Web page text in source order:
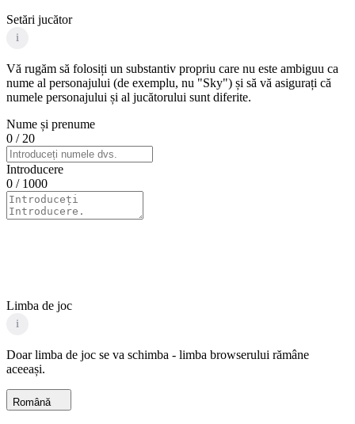
Setări jucător
i
Vă rugăm să folosiți un substantiv propriu care nu este ambiguu ca
nume al personajului (de exemplu, nu "Sky") și să vă asigurați că
numele personajului și al jucătorului sunt diferite.
Nume și prenume
0 / 20
Introducere
0 / 1000
Limba de joc
i
Doar limba de joc se va schimba - limba browserului rămâne
aceeași.
Română